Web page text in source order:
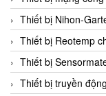
Thiết bị Nihon-
Thiết bị Reotemp
Thiết bị
Thiết bị truyền